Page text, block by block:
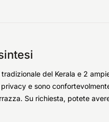
del Kerala e 2
e sono
Su richiesta, potete